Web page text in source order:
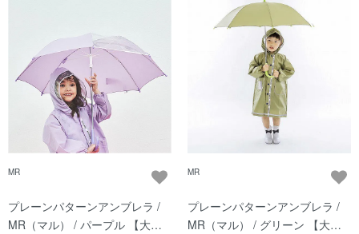
MR
プレーンパターンアンブレラ /
MR（マル） / パープル 【大型
MR
プレーンパターンアンブレラ /
MR（マル） / グリーン 【大型